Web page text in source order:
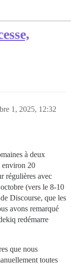
1, 2025, 12:32
à deux
environ 20
régulières avec
(vers le 8-10
Discourse, que les
avons remarqué
redémarre
que nous
toutes